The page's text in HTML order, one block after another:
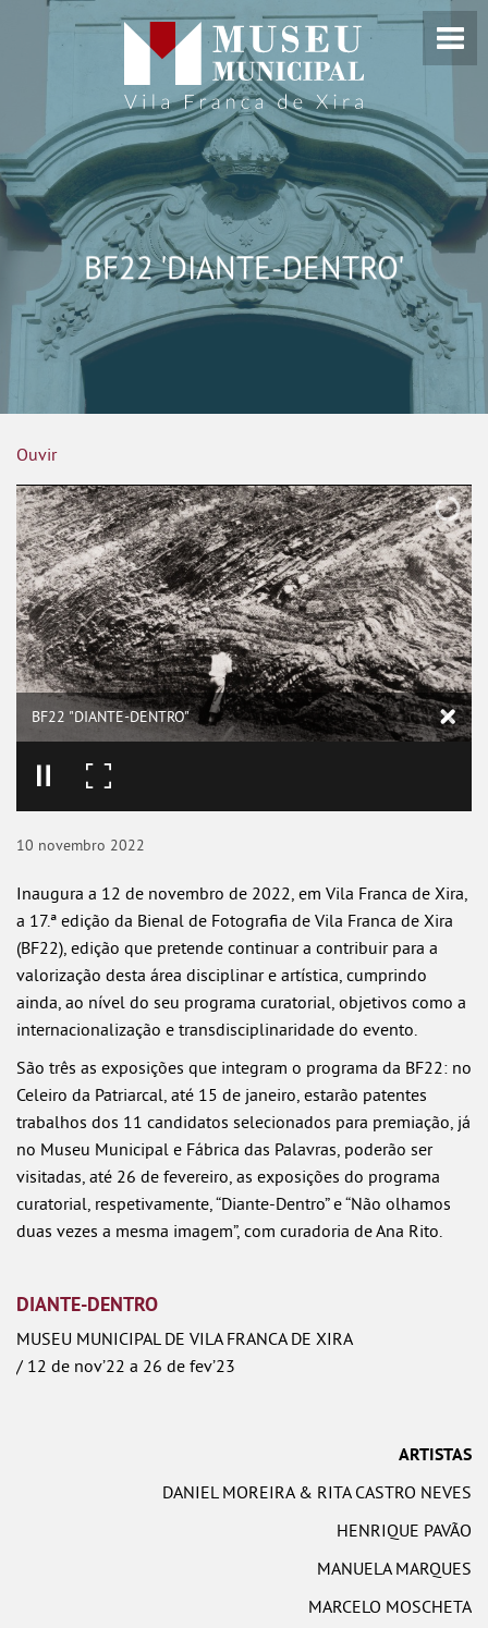
BF22 'DIANTE-DENTRO'
Ouvir
BF22 "DIANTE-DENTRO"
10 novembro 2022
Inaugura a 12 de novembro de 2022, em Vila Franca de Xira,
a 17.ª edição da Bienal de Fotografia de Vila Franca de Xira
(BF22), edição que pretende continuar a contribuir para a
valorização desta área disciplinar e artística, cumprindo
ainda, ao nível do seu programa curatorial, objetivos como a
internacionalização e transdisciplinaridade do evento.
São três as exposições que integram o programa da BF22: no
Celeiro da Patriarcal, até 15 de janeiro, estarão patentes
trabalhos dos 11 candidatos selecionados para premiação, já
no Museu Municipal e Fábrica das Palavras, poderão ser
visitadas, até 26 de fevereiro, as exposições do programa
curatorial, respetivamente, “Diante-Dentro” e “Não olhamos
duas vezes a mesma imagem”, com curadoria de Ana Rito.
DIANTE-DENTRO
MUSEU MUNICIPAL DE VILA FRANCA DE XIRA
/ 12 de nov’22 a 26 de fev’23
ARTISTAS
DANIEL MOREIRA & RITA CASTRO NEVES
HENRIQUE PAVÃO
MANUELA MARQUES
MARCELO MOSCHETA